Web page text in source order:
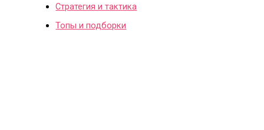
Стратегия и тактика
Топы и подборки